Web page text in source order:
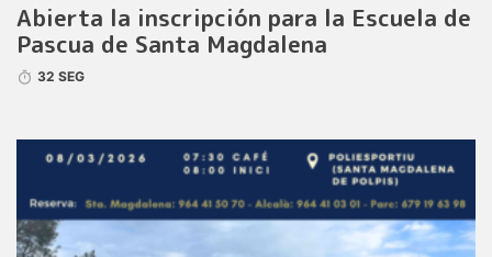
Abierta la inscripción para la Escuela de
Pascua de Santa Magdalena
32 SEG